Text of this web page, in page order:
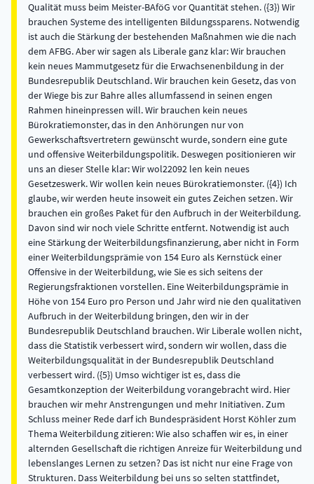
Qualität muss beim Meister-BAföG vor Quantität stehen. ({3}) Wir
brauchen Systeme des intelligenten Bildungssparens. Notwendig
ist auch die Stärkung der bestehenden Maßnahmen wie die nach
dem AFBG. Aber wir sagen als Liberale ganz klar: Wir brauchen
kein neues Mammutgesetz für die Erwachsenenbildung in der
Bundesrepublik Deutschland. Wir brauchen kein Gesetz, das von
der Wiege bis zur Bahre alles allumfassend in seinen engen
Rahmen hineinpressen will. Wir brauchen kein neues
Bürokratiemonster, das in den Anhörungen nur von
Gewerkschaftsvertretern gewünscht wurde, sondern eine gute
und offensive Weiterbildungspolitik. Deswegen positionieren wir
uns an dieser Stelle klar: Wir wol22092 len kein neues
Gesetzeswerk. Wir wollen kein neues Bürokratiemonster. ({4}) Ich
glaube, wir werden heute insoweit ein gutes Zeichen setzen. Wir
brauchen ein großes Paket für den Aufbruch in der Weiterbildung.
Davon sind wir noch viele Schritte entfernt. Notwendig ist auch
eine Stärkung der Weiterbildungsfinanzierung, aber nicht in Form
einer Weiterbildungsprämie von 154 Euro als Kernstück einer
Offensive in der Weiterbildung, wie Sie es sich seitens der
Regierungsfraktionen vorstellen. Eine Weiterbildungsprämie in
Höhe von 154 Euro pro Person und Jahr wird nie den qualitativen
Aufbruch in der Weiterbildung bringen, den wir in der
Bundesrepublik Deutschland brauchen. Wir Liberale wollen nicht,
dass die Statistik verbessert wird, sondern wir wollen, dass die
Weiterbildungsqualität in der Bundesrepublik Deutschland
verbessert wird. ({5}) Umso wichtiger ist es, dass die
Gesamtkonzeption der Weiterbildung vorangebracht wird. Hier
brauchen wir mehr Anstrengungen und mehr Initiativen. Zum
Schluss meiner Rede darf ich Bundespräsident Horst Köhler zum
Thema Weiterbildung zitieren: Wie also schaffen wir es, in einer
alternden Gesellschaft die richtigen Anreize für Weiterbildung und
lebenslanges Lernen zu setzen? Das ist nicht nur eine Frage von
Strukturen. Dass Weiterbildung bei uns so selten stattfindet,